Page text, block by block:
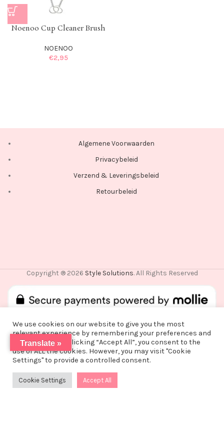
Vanwege een korte vakantie worden alle
maandag 3 augustus na 15:00 pas op woensdag
Noenoo Cup Cleaner Brush
NOENOO
€2,95
Algemene Voorwaarden
Privacybeleid
Verzend & Leveringsbeleid
Retourbeleid
Copyright ® 2026 Style Solutions. All Rights Reserved
We use cookies on our website to give you the most
relevant experience by remembering your preferences and
repeat visits. By clicking “Accept All”, you consent to the
use of ALL the cookies. However, you may visit "Cookie
Settings" to provide a controlled consent.
Cookie Settings Accept All
Translate »
De waardering van www.stylesolutions.nl bij
WebwinkelKeur
Reviewsis 8.6/10 gebaseerd op 25 reviews.
0